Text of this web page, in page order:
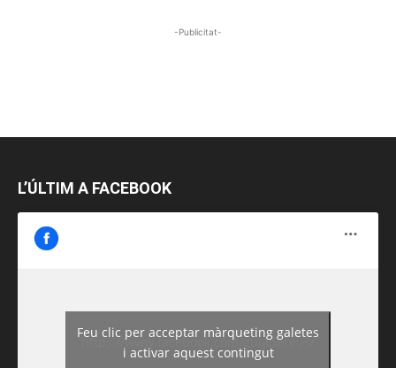
-Publicitat-
L’ÚLTIM A FACEBOOK
https://www.facebook.com/guiadereus/
Feu clic per acceptar màrqueting galetes
i activar aquest contingut